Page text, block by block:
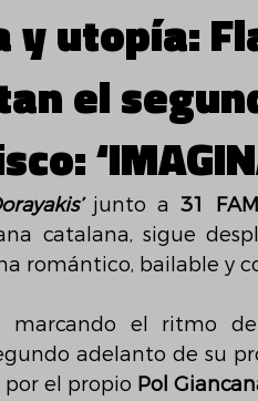
y utopía:
el
junto a 31 FAM
catalana, sigue
romántico, bailable y
marcando el ritmo
adelanto de su
el propio Pol